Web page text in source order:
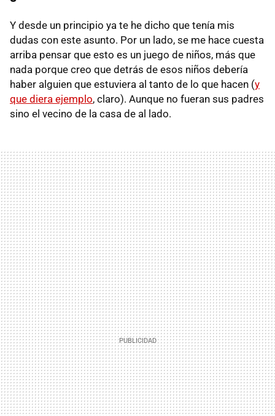
Y desde un principio ya te he dicho que tenía mis
dudas con este asunto. Por un lado, se me hace cuesta
arriba pensar que esto es un juego de niños, más que
nada porque creo que detrás de esos niños debería
haber alguien que estuviera al tanto de lo que hacen (y
que diera ejemplo, claro). Aunque no fueran sus padres
sino el vecino de la casa de al lado.